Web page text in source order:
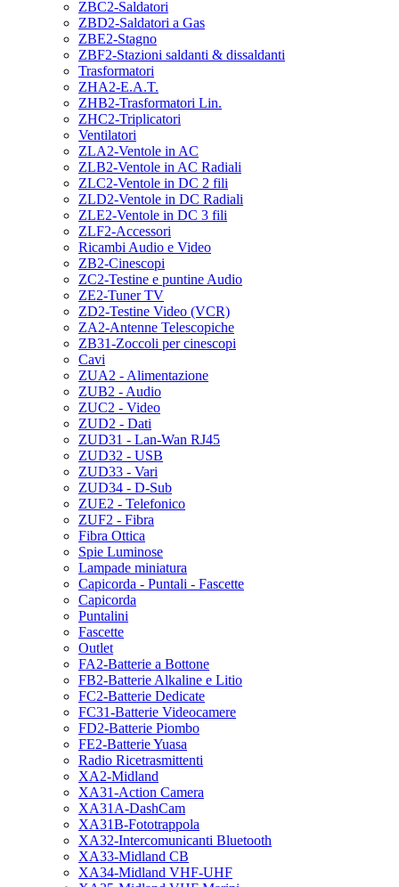
ZBC2-Saldatori
ZBD2-Saldatori a Gas
ZBE2-Stagno
ZBF2-Stazioni saldanti & dissaldanti
Trasformatori
ZHA2-E.A.T.
ZHB2-Trasformatori Lin.
ZHC2-Triplicatori
Ventilatori
ZLA2-Ventole in AC
ZLB2-Ventole in AC Radiali
ZLC2-Ventole in DC 2 fili
ZLD2-Ventole in DC Radiali
ZLE2-Ventole in DC 3 fili
ZLF2-Accessori
Ricambi Audio e Video
ZB2-Cinescopi
ZC2-Testine e puntine Audio
ZE2-Tuner TV
ZD2-Testine Video (VCR)
ZA2-Antenne Telescopiche
ZB31-Zoccoli per cinescopi
Cavi
ZUA2 - Alimentazione
ZUB2 - Audio
ZUC2 - Video
ZUD2 - Dati
ZUD31 - Lan-Wan RJ45
ZUD32 - USB
ZUD33 - Vari
ZUD34 - D-Sub
ZUE2 - Telefonico
ZUF2 - Fibra
Fibra Ottica
Spie Luminose
Lampade miniatura
Capicorda - Puntali - Fascette
Capicorda
Puntalini
Fascette
Outlet
FA2-Batterie a Bottone
FB2-Batterie Alkaline e Litio
FC2-Batterie Dedicate
FC31-Batterie Videocamere
FD2-Batterie Piombo
FE2-Batterie Yuasa
Radio Ricetrasmittenti
XA2-Midland
XA31-Action Camera
XA31A-DashCam
XA31B-Fototrappola
XA32-Intercomunicanti Bluetooth
XA33-Midland CB
XA34-Midland VHF-UHF